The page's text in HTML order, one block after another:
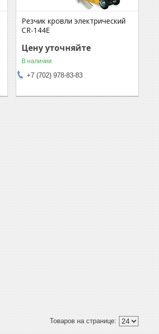
Резчик кровли электрический
CR-144Е
Цену уточняйте
В наличии
+7 (702) 978-83-83